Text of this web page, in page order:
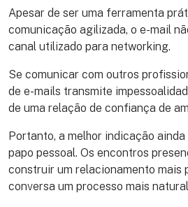
Apesar de ser uma ferramenta
comunicação agilizada, o e-mail
canal utilizado para networking.
Se comunicar com outros
de e-mails transmite
de uma relação de confiança de
Portanto, a melhor indicação
papo pessoal. Os encontros
construir um relacionamento mais
conversa um processo mais